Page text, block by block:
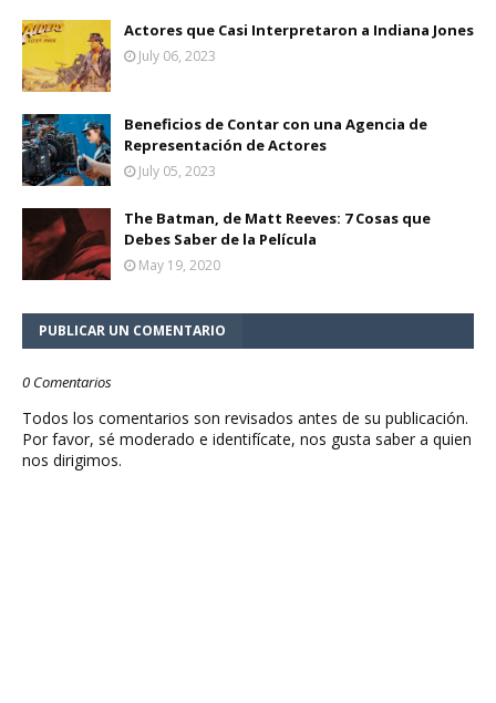
Actores que Casi Interpretaron a Indiana Jones
July 06, 2023
Beneficios de Contar con una Agencia de
Representación de Actores
July 05, 2023
The Batman, de Matt Reeves: 7 Cosas que
Debes Saber de la Película
May 19, 2020
PUBLICAR UN COMENTARIO
0 Comentarios
Todos los comentarios son revisados antes de su publicación.
Por favor, sé moderado e identifícate, nos gusta saber a quien
nos dirigimos.